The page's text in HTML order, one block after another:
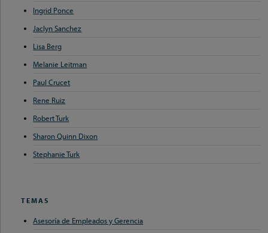
Ingrid Ponce
Jaclyn Sanchez
Lisa Berg
Melanie Leitman
Paul Crucet
Rene Ruiz
Robert Turk
Sharon Quinn Dixon
Stephanie Turk
TEMAS
Asesoría de Empleados y Gerencia